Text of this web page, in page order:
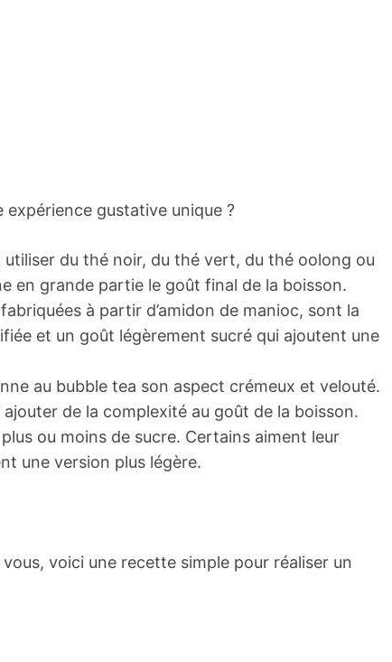
gustative unique ?
du thé noir, du thé vert, du thé oolong ou
en grande partie le goût final de la boisson.
à partir d’amidon de manioc, sont la
et un goût légèrement sucré qui ajoutent une
au bubble tea son aspect crémeux et velouté.
de la complexité au goût de la boisson.
ou moins de sucre. Certains aiment leur
une version plus légère.
voici une recette simple pour réaliser un